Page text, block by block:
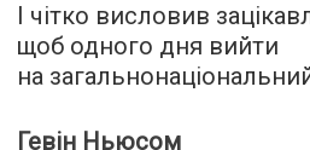
І чітко висловив
щоб одного дня вийти
на
Гевін Ньюсом